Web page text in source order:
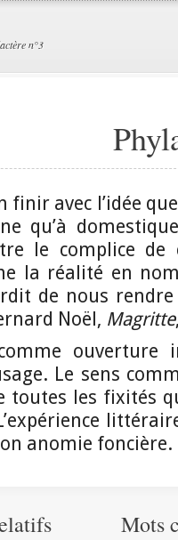
n°3
finir avec l’idée
qu’à
le complice de
la réalité en
de nous
Noël, Magritte
ouverture
Le sens
toutes les fixités
anomie foncière.
Mots